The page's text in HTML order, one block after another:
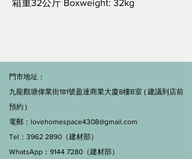
箱重32公斤 Boxweight: 32kg
門市地址：
九龍觀塘偉業街181號盈達商業大廈8樓B室 ( 建議到店前
預約 )
電郵： lovehomespace4308@gmail.com
Tel：3962 2890（建材部）
WhatsApp：9144 7280（建材部）